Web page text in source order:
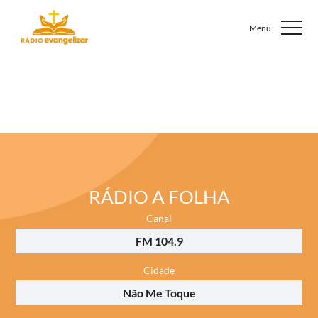
RÁDIO A FOLHA
Canal
FM 104.9
Cidade
Não Me Toque